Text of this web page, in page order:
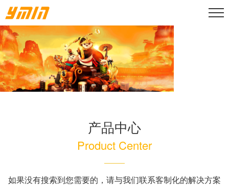
产品中心
Product Center
如果没有搜索到您需要的，请与我们联系客制化的解决方案